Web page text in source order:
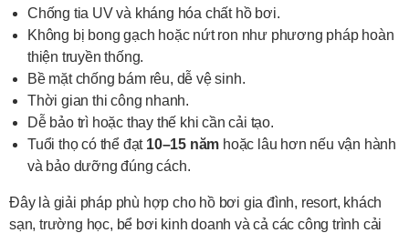
Chống tia UV và kháng hóa chất hồ bơi.
Không bị bong gạch hoặc nứt ron như phương pháp hoàn
thiện truyền thống.
Bề mặt chống bám rêu, dễ vệ sinh.
Thời gian thi công nhanh.
Dễ bảo trì hoặc thay thế khi cần cải tạo.
Tuổi thọ có thể đạt 10–15 năm hoặc lâu hơn nếu vận hành
và bảo dưỡng đúng cách.
Đây là giải pháp phù hợp cho hồ bơi gia đình, resort, khách
sạn, trường học, bể bơi kinh doanh và cả các công trình cải